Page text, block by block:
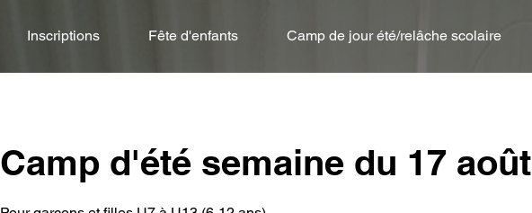
Inscriptions Fête d'enfants Camp de jour été/relâche scolaire
Camp d'été semaine du 17 août